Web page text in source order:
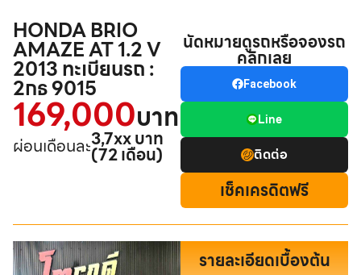
HONDA BRIO
AMAZE AT 1.2 V
2013 ทะเบียนรถ :
2กธ 9015
169,000บาท
ผ่อนเดือนละ3,7xx บาท
(72 เดือน)
นัดหมายดูรถหรือจองรถ
คลิกเลย
Facebook
Line
ติดต่อ
เช็คเครดิตฟรี
รายละเอียดเบื้องต้น